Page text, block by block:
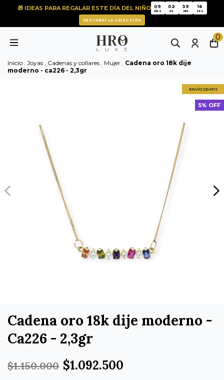
🎁 IDEAS PARA REGALAR ESTE DÍA DEL NIÑO
09
09
DÍAS
02
02
HS
39
39
MIN
16
15
SEG
DESCUBRÍ LA SELECCIÓN
0
Inicio Joyas Cadenas y collares Mujer
Cadena oro 18k dije
moderno - ca226 - 2,3gr
ENVÍO GRATIS
5% OFF
Cadena oro 18k dije moderno -
Ca226 - 2,3gr
$1.150.000 $1.092.500